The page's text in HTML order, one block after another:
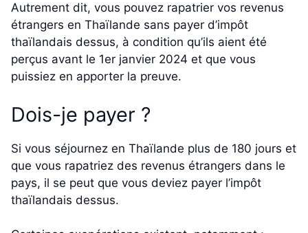
Autrement dit, vous pouvez rapatrier vos revenus
étrangers en Thaïlande sans payer d’impôt
thaïlandais dessus, à condition qu’ils aient été
perçus avant le 1er janvier 2024 et que vous
puissiez en apporter la preuve.
Dois-je payer ?
Si vous séjournez en Thaïlande plus de 180 jours et
que vous rapatriez des revenus étrangers dans le
pays, il se peut que vous deviez payer l’impôt
thaïlandais dessus.